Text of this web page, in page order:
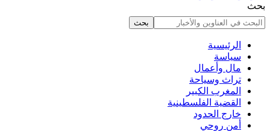
بحث
الرئيسية
سياسة
مال وأعمال
تراث وسياحة
المغرب الكبير
القضية الفلسطينية
خارج الحدود
أمن روحي